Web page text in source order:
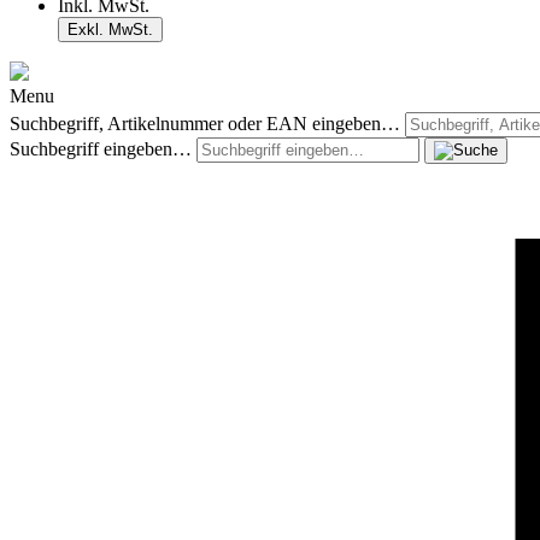
Inkl. MwSt.
Exkl. MwSt.
Menu
Suchbegriff, Artikelnummer oder EAN eingeben…
Suchbegriff eingeben…